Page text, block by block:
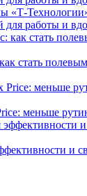
«Т-
для работы и
стать
меньше
и